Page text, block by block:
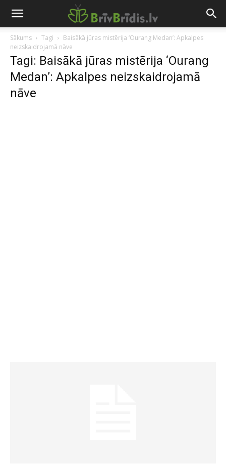
Sākums Tagi
Baisākā jūras mistērija ‘Ourang Medan’: Apkalpes
neizskaidrojamā nāve
Tagi: Baisākā jūras mistērija ‘Ourang
Medan’: Apkalpes neizskaidrojamā
nāve